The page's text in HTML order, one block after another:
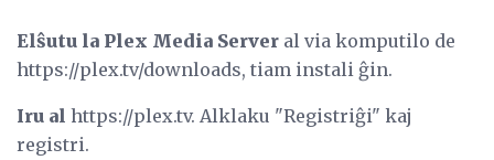
Elŝutu la Plex Media Server al via komputilo de
https://plex.tv/downloads, tiam instali ĝin.
Iru al https://plex.tv. Alklaku "Registriĝi" kaj
registri.